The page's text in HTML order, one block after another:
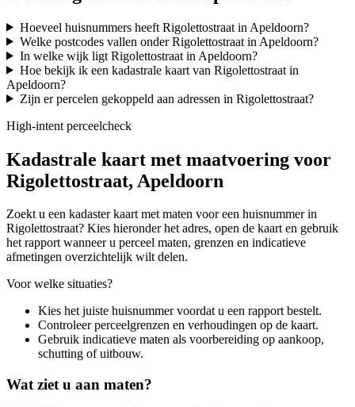
Hoeveel huisnummers heeft Rigolettostraat in Apeldoorn?
Welke postcodes vallen onder Rigolettostraat in Apeldoorn?
In welke wijk ligt Rigolettostraat in Apeldoorn?
Hoe bekijk ik een kadastrale kaart van Rigolettostraat in
Apeldoorn?
Zijn er percelen gekoppeld aan adressen in Rigolettostraat?
High-intent perceelcheck
Kadastrale kaart met maatvoering voor
Rigolettostraat, Apeldoorn
Zoekt u een kadaster kaart met maten voor een huisnummer in
Rigolettostraat? Kies hieronder het adres, open de kaart en gebruik
het rapport wanneer u perceel maten, grenzen en indicatieve
afmetingen overzichtelijk wilt delen.
Voor welke situaties?
Kies het juiste huisnummer voordat u een rapport bestelt.
Controleer perceelgrenzen en verhoudingen op de kaart.
Gebruik indicatieve maten als voorbereiding op aankoop,
schutting of uitbouw.
Wat ziet u aan maten?